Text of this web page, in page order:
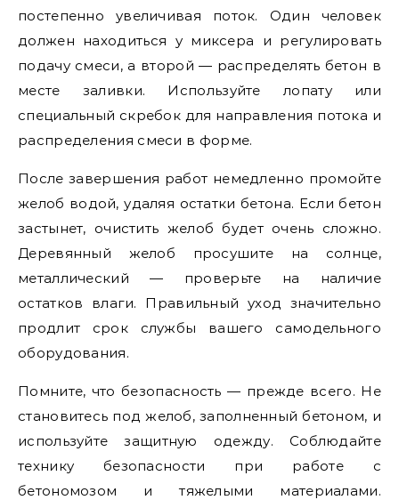
постепенно увеличивая поток. Один человек
должен находиться у миксера и регулировать
подачу смеси, а второй — распределять бетон в
месте заливки. Используйте лопату или
специальный скребок для направления потока и
распределения смеси в форме.
После завершения работ немедленно промойте
желоб водой, удаляя остатки бетона. Если бетон
застынет, очистить желоб будет очень сложно.
Деревянный желоб просушите на солнце,
металлический — проверьте на наличие
остатков влаги. Правильный уход значительно
продлит срок службы вашего самодельного
оборудования.
Помните, что безопасность — прежде всего. Не
становитесь под желоб, заполненный бетоном, и
используйте защитную одежду. Соблюдайте
технику безопасности при работе с
бетономозом и тяжелыми материалами.